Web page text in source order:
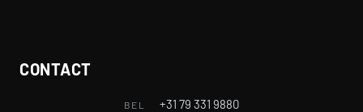
CONTACT
BEL +31 79 331 9880